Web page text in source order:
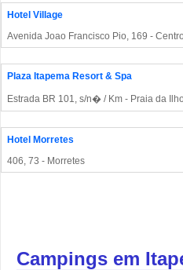
Hotel Village
Avenida Joao Francisco Pio, 169 - Centro
Plaza Itapema Resort & Spa
Estrada BR 101, s/n� / Km - Praia da
Hotel Morretes
406, 73 - Morretes
Campings em